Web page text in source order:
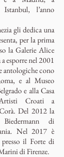
l’anno
gli dedica una
per la prima
la Galerie Alice
esporre nel 2001
antologiche cono
e al Museo
e alla Casa
Artisti Croati a
Del 2012 la
di
Nel 2017 è
presso il Forte di
di Firenze.